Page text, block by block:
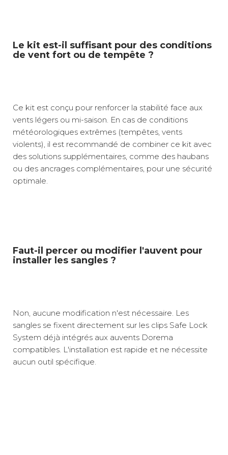
Le kit est-il suffisant pour des conditions
de vent fort ou de tempête ?
Ce kit est conçu pour renforcer la stabilité face aux
vents légers ou mi-saison. En cas de conditions
météorologiques extrêmes (tempêtes, vents
violents), il est recommandé de combiner ce kit avec
des solutions supplémentaires, comme des haubans
ou des ancrages complémentaires, pour une sécurité
optimale.
Faut-il percer ou modifier l'auvent pour
installer les sangles ?
Non, aucune modification n'est nécessaire. Les
sangles se fixent directement sur les clips Safe Lock
System déjà intégrés aux auvents Dorema
compatibles. L'installation est rapide et ne nécessite
aucun outil spécifique.